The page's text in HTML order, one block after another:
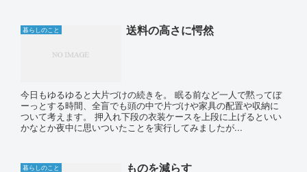
暮らしのこと 送料の高さに愕然
今日もゆるゆると大片づけの続きを。 眠る前など一人で黙ってぼ
ーっとする時間、全盲でも頭の中で片づけや家具の配置や収納に
ついて考えます。 押入れ下段の衣装ケースを上段に上げるといい
かなとか夜中に思いついたことを実行してみましたが...
暮らしのこと ものを減らす